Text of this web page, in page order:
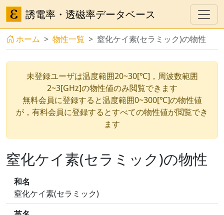
誘電率・透磁率データベース
ホーム 物性一覧 窒化ケイ素(セラミック)の物性
未登録ユーザは温度範囲20~30[℃]，周波数範囲
2~3[GHz]の物性値のみ閲覧できます
無料会員に登録すると温度範囲0~300[℃]の物性値
が，有料会員に登録するとすべての物性値が閲覧でき
ます
窒化ケイ素(セラミック)の物性
和名
窒化ケイ素(セラミック)